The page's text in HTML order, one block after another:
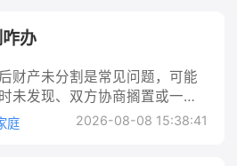
。 行动建议： 1. 梳理财产状
产与婚后共同财产。可通过银
、房产/车辆登记信息、投资合
据确认财产性质，避免遗漏共
导致后续纠纷。 2. 坦诚沟通协
要扶养义务的继承人可适当多
注意，夫妻共同财产中只有一
与妻子共有的房产，需先分出5
妻子，剩余50%作为遗产分割。
财产分割场景下的财产分割：
释（一）》（以下简称“婚姻家
定。 具体而言，同居期间的财
为两类：个人财产和共同财
人财产指一方婚前已取得的财
婚前存款、房产）、一方因人
，双方闹上法庭；若当初进行
法律解析： 从法律层面看，家
分割公证的核心价值在于强化
证据效力和公信力。根据《公
拒绝动用共同存款，此时父亲
定代理人就可依法请求分割婚
财产以支付医疗费用。这类问
夫妻共同财产的保护与分割规
法律解析： 婚内财产分割请求
到双方的切身利益。法院在处
同财产与个人财产，再根据法
的原则和实际情况进行合理分
及的财产类型广泛，包括房
协议优先原则，协商不成可诉
院会按照顾子女、女方和无过
益判决。实际操作中需注意证
、财产梳理及法律程序，必要
过调解或诉讼维权。 女方婚后
何分割 婚后财产分割是离婚纠
办
财产未分割是常见问题，可能
未发现、双方协商搁置或一方
原因导致。根据我国法律，离
可通过协商或诉讼分割未处理
庭 2026-08-08 15:38:41